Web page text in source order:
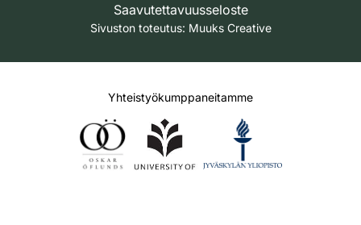
Saavutettavuusseloste
Sivuston toteutus: Muuks Creative
Yhteistyökumppaneitamme